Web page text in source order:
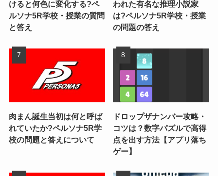
けると何色に変化する?ペ
ルソナ5R学校・授業の質問
と答え
われた有名な推理小説家
は?ペルソナ5R学校・授業
の問題の答え
肉まん誕生当初は何と呼ば
れていたか?ペルソナ5R学
校の問題と答えについて
ドロップザナンバー攻略・
コツは？数字パズルで高得
点を出す方法【アプリ落ち
ゲー】